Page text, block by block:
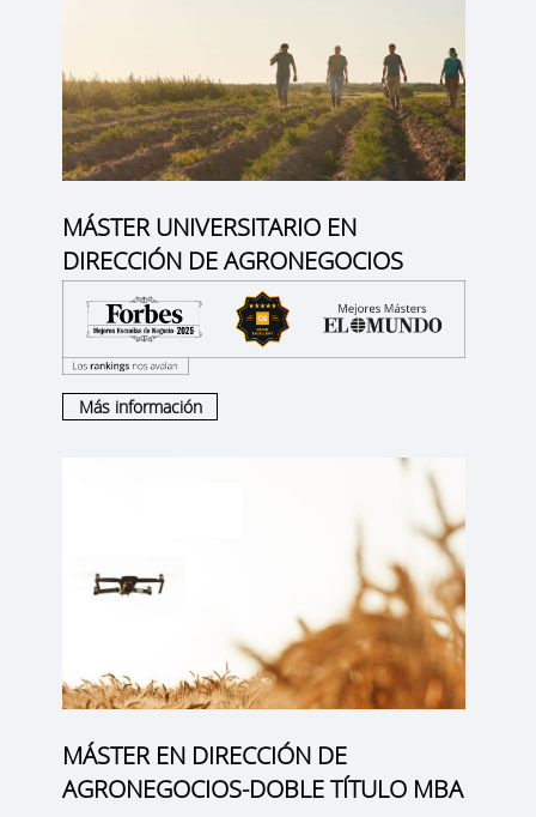
MÁSTER UNIVERSITARIO EN
DIRECCIÓN DE AGRONEGOCIOS
Más información
MÁSTER EN DIRECCIÓN DE
AGRONEGOCIOS-DOBLE TÍTULO MBA